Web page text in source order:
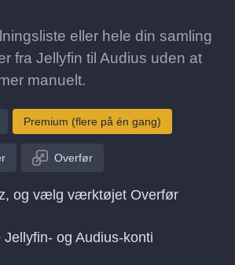
eller hele din samling
fra Jellyfin til Audius uden at
manuelt.
Premium (flere på én gang)
Overfør
og vælg værktøjet Overfør
Jellyfin- og Audius-konti